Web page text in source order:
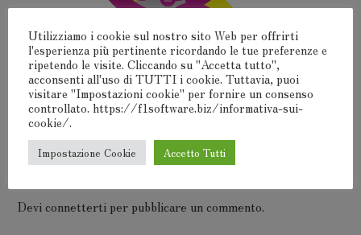
Museo del Computer
Lascia Un Commento
Deviconnetterti per pubblicare un commento.
Utilizziamo i cookie sul nostro sito Web per offrirti
l'esperienza più pertinente ricordando le tue preferenze e
ripetendo le visite. Cliccando su "Accetta tutto",
acconsenti all'uso di TUTTI i cookie. Tuttavia, puoi
visitare "Impostazioni cookie" per fornire un consenso
controllato. https://f1software.biz/informativa-sui-
cookie/.
Impostazione Cookie Accetto Tutti